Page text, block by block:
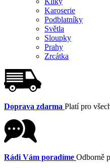
Karoserie
Podblatníky
Světla
Sloupky
Prahy
Zrcátka
Doprava zdarma Platí pro
Rádi Vám poradíme Odborně